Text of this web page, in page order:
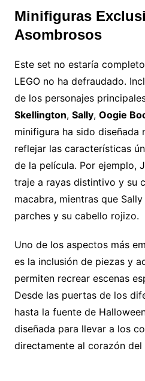
Minifiguras
Asombrosos
Este set no estaría
LEGO no ha defraudado.
de los personajes
Skellington, Sally, Oogie
minifigura ha sido diseñada
reflejar las características
de la película. Por ejemplo,
traje a rayas distintivo y su
macabra, mientras que
parches y su cabello rojizo.
Uno de los aspectos más
es la inclusión de piezas y
permiten recrear escenas
Desde las puertas de los
hasta la fuente de
diseñada para llevar a los
directamente al corazón